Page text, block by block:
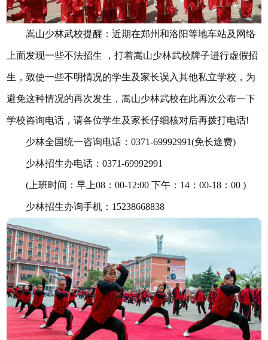
嵩山少林武校提醒：近期在郑州和洛阳等地车站及网络
上面发现一些不法招生 ，打着嵩山少林武校牌子进行虚假招
生，致使一些不明情况的学生及家长误入其他私立学校，为
避免这种情况的再次发生，嵩山少林武校在此再次公布一下
学校咨询电话，请各位学生及家长仔细核对后再拨打电话!
少林全国统一咨询电话：0371-69992991(免长途费)
少林招生办电话：0371-69992991
(上班时间：早上08：00-12:00 下午：14：00-18：00 )
少林招生办询手机：15238668838